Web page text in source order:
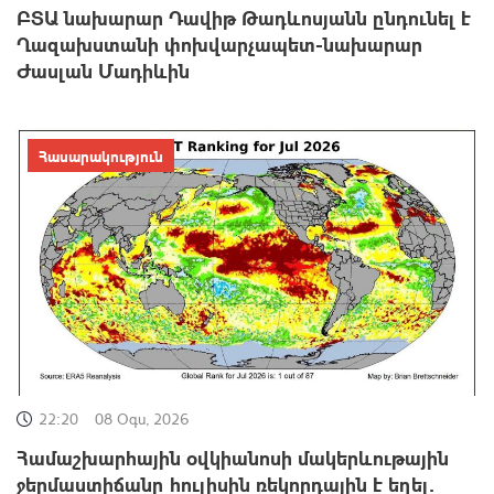
ԲՏԱ նախարար Դավիթ Թադևոսյանն ընդունել է
Ղազախստանի փոխվարչապետ-նախարար
Ժասլան Մադիևին
22:20 08 Օգս, 2026
Համաշխարհային օվկիանոսի մակերևութային
ջերմաստիճանը հուլիսին ռեկորդային է եղել․
Հասարակություն